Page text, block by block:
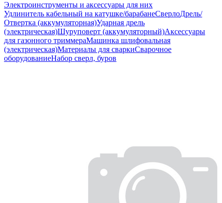
Электроинструменты и аксессуары для них
Удлинитель кабельный на катушке/барабанеСверлоДрель/
Отвертка (аккумуляторная)Ударная дрель
(электрическая)Шуруповерт (аккумуляторный)Аксессуары
для газонного триммераМашинка шлифовальная
(электрическая)Материалы для сваркиСварочное
оборудованиеНабор сверл, буров